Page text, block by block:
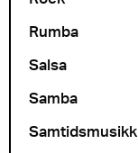
Rumba
Salsa
Samba
Samtidsmusikk